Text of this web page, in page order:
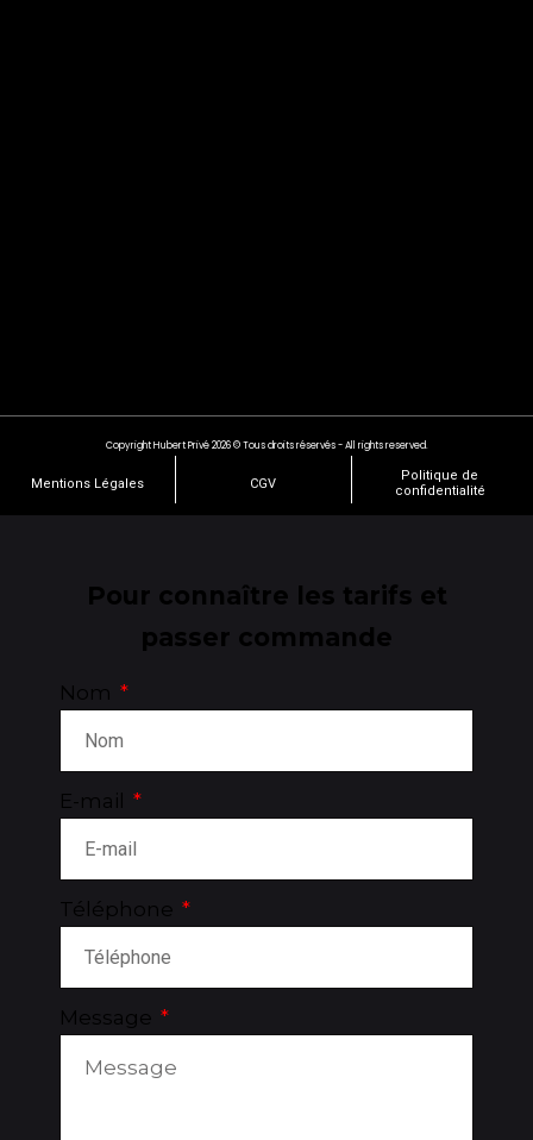
Copyright Hubert Privé 2026 © Tous droits réservés - All rights reserved.
Mentions Légales CGV
Politique de
confidentialité
Pour connaître les tarifs et
passer commande
Nom
E-mail
Téléphone
Message